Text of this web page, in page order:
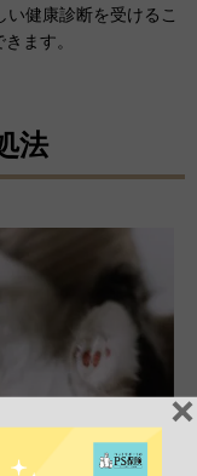
健康診断を受けるこ
ます。
法